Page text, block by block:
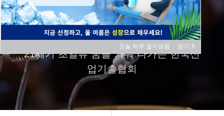
교육과정
21세기 초일류 꿈을 키워 나가는 한국산
업기술협회
오늘 하루 열지않음 닫기 X